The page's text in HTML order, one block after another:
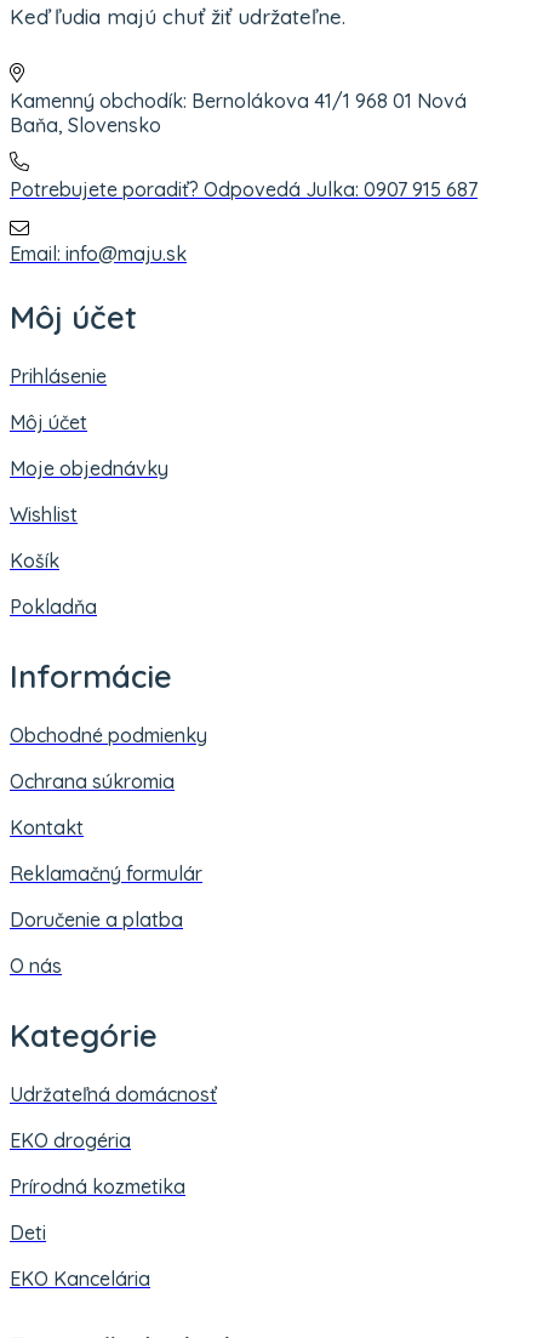
Keď ľudia majú chuť žiť udržateľne.
Kamenný obchodík: Bernolákova 41/1 968 01 Nová
Baňa, Slovensko
Potrebujete poradiť? Odpovedá Julka: 0907 915 687
Email: info@maju.sk
Môj účet
Prihlásenie
Môj účet
Moje objednávky
Wishlist
Košík
Pokladňa
Informácie
Obchodné podmienky
Ochrana súkromia
Kontakt
Reklamačný formulár
Doručenie a platba
O nás
Kategórie
Udržateľná domácnosť
EKO drogéria
Prírodná kozmetika
Deti
EKO Kancelária